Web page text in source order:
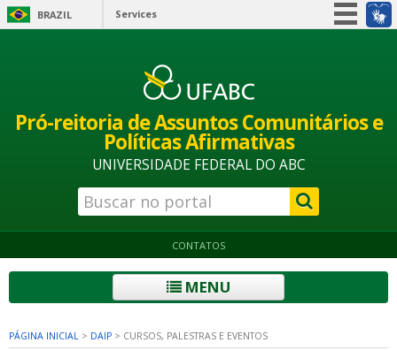
BRAZIL Services
Information access
Legislation
Information channels
Pró-reitoria de Assuntos Comunitários e
Políticas Afirmativas
UNIVERSIDADE FEDERAL DO ABC
CONTATOS
MENU
PÁGINA INICIAL > DAIP > CURSOS, PALESTRAS E EVENTOS